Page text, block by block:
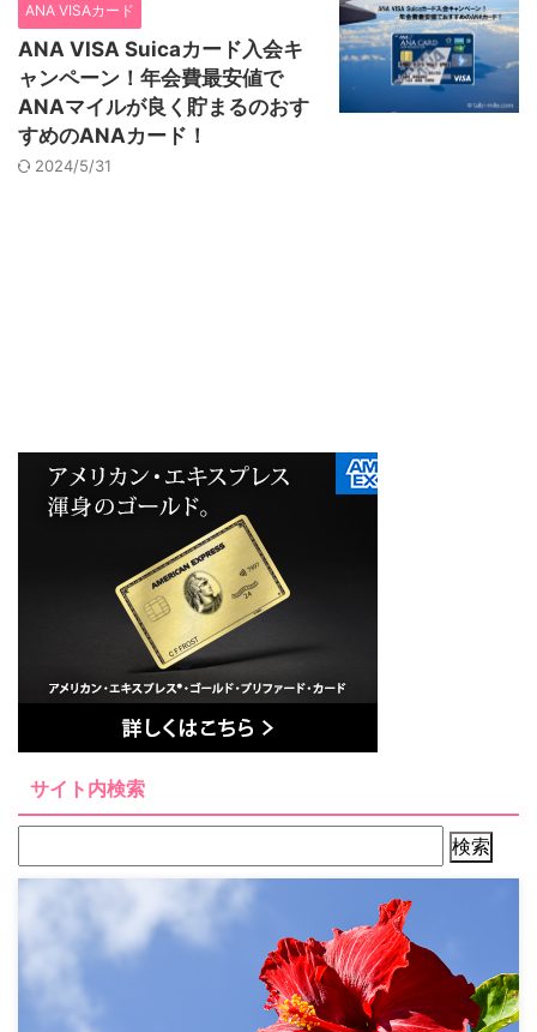
ANA VISAカード
ANA VISA Suicaカード入会キ
ャンペーン！年会費最安値で
ANAマイルが良く貯まるのおす
すめのANAカード！
2024/5/31
サイト内検索